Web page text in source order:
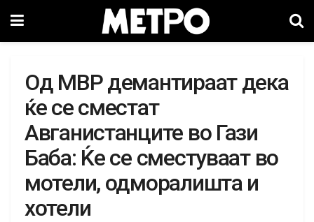
Од МВР демантираат дека
ќе се сместат
Авганистанците во Гази
Баба: Ќе се сместуваат во
мотели, одморалишта и
хотели